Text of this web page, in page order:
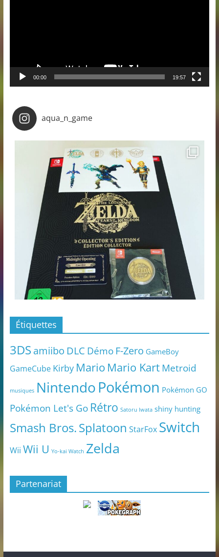
00:00 19:57
aqua_n_game
Étiquettes
3DS amiibo DLC Démo F-Zero GameBoy
GameCube Kirby Mario Mario KartMetroid
musiques NintendoPokémon Pokémon GO
Pokémon Let's Go Rétro Satoru Iwata shiny hunting
Smash Bros.Splatoon StarFox Switch
Wii Wii U Yo-kai Watch Zelda
Partenariat